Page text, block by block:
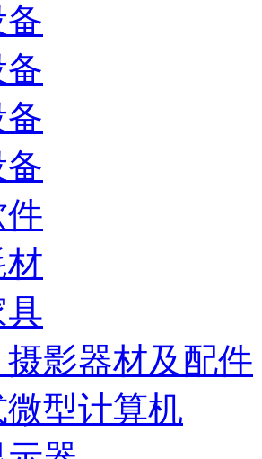
备
材
具
摄影器材及配件
型计算机